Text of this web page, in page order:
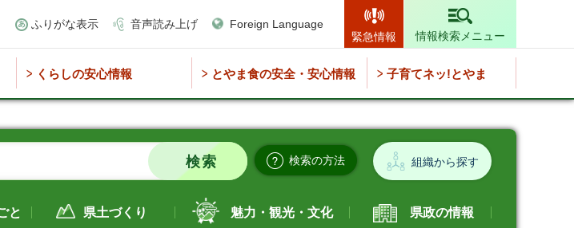
ふりがな表示 音声読み上げ
Foreign Language
緊急情報
情報検索メニュー
くらしの安心情報 とやま食の安全・安心情報 子育てネッ!とやま
検索の方法 組織から探す
と 県土づくり 魅力・観光・文化 県政の情報